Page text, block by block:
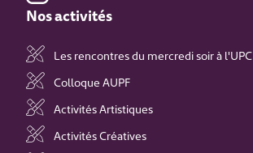
Nos activités
Les rencontres du mercredi soir à l'UPC
Colloque AUPF
Activités Artistiques
Activités Créatives